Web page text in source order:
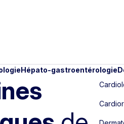
Hépato-gastroentérologie